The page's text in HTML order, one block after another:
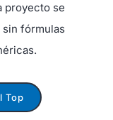
proyecto se
sin fórmulas
Top